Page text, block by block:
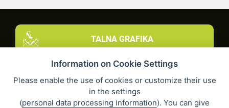
TALNA GRAFIKA
Information on Cookie Settings
Please enable the use of cookies or customize their use
in the settings
(personal data processing information). You can give